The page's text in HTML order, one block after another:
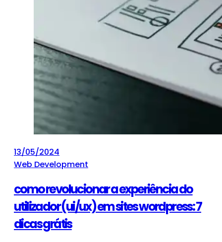
13/05/2024
Web Development
como revolucionar a experiência do
utilizador (ui/ux) em sites wordpress: 7
dicas grátis